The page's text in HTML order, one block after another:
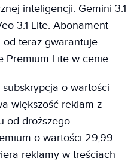
inteligencji: Gemini 3.1
3.1 Lite. Abonament
od teraz gwarantuje
Premium Lite w cenie.
o wartości
większość reklam z
od droższego
o wartości 29,99
reklamy w treściach